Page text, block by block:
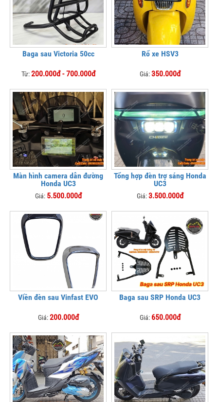
Baga sau Victoria 50cc
Từ:200.000đ - 700.000đ
Rổ xe HSV3
Giá:350.000đ
Màn hình camera dẫn đường
Honda UC3
Giá: 5.500.000đ
Tổng hợp đèn trợ sáng Honda
UC3
Giá:3.500.000đ
Viền đèn sau Vinfast EVO
Giá:200.000đ
Baga sau SRP Honda UC3
Giá: 650.000đ